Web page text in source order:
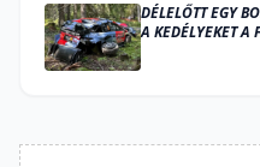
DÉLELŐTT EGY
A KEDÉLYEKET A